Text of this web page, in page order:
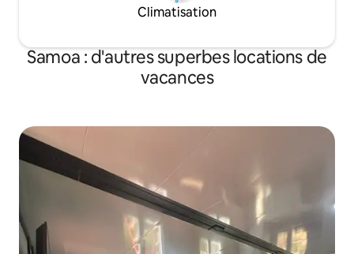
Climatisation
Samoa : d'autres superbes locations de
vacances